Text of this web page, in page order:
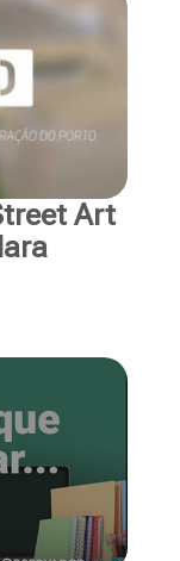
Art